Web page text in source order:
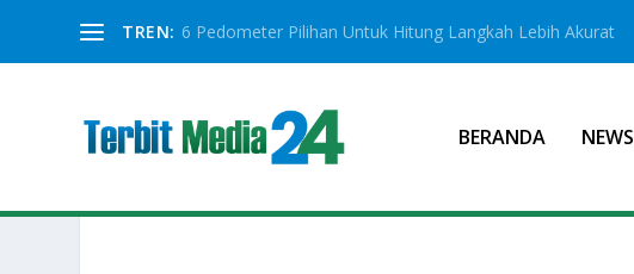
TREN: 6 Pedometer Pilihan Untuk Hitung Langkah Lebih Akurat
BERANDA NEWS